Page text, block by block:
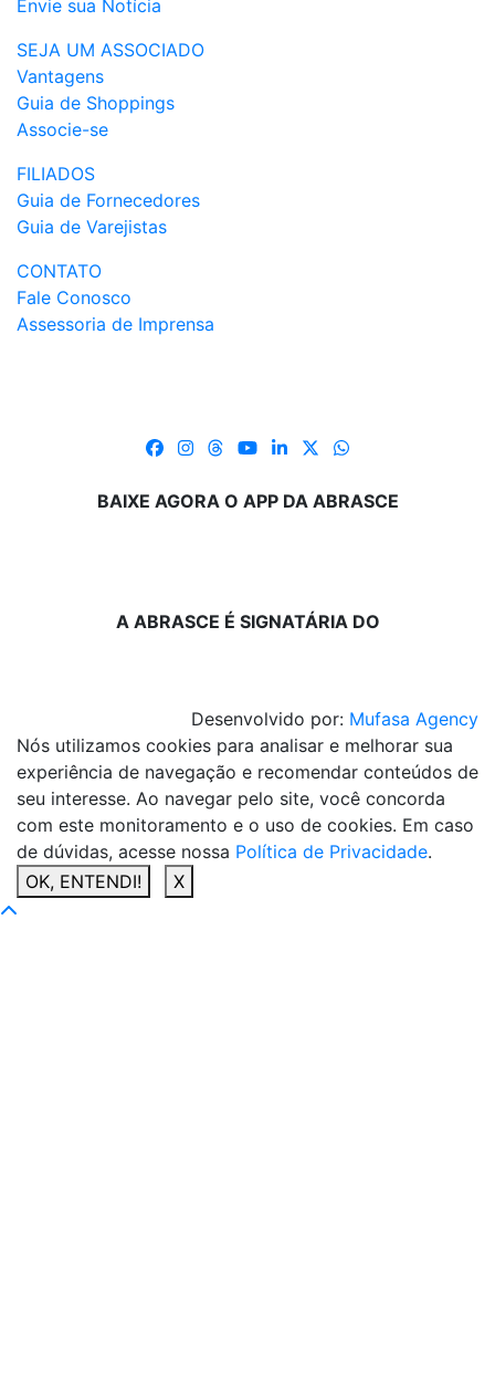
Envie sua Notícia
SEJA UM ASSOCIADO
Vantagens
Guia de Shoppings
Associe-se
FILIADOS
Guia de Fornecedores
Guia de Varejistas
CONTATO
Fale Conosco
Assessoria de Imprensa
BAIXE AGORA O APP DA ABRASCE
A ABRASCE É SIGNATÁRIA DO
Desenvolvido por: Mufasa Agency
Nós utilizamos cookies para analisar e melhorar sua
experiência de navegação e recomendar conteúdos de
seu interesse. Ao navegar pelo site, você concorda
com este monitoramento e o uso de cookies. Em caso
de dúvidas, acesse nossa Política de Privacidade.
OK, ENTENDI!
X